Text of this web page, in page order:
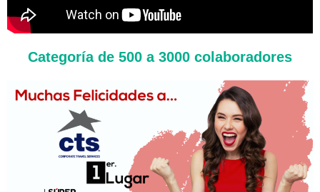
Categoría de 500 a 3000 colaboradores